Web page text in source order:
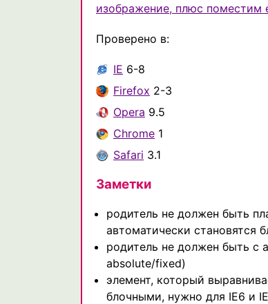
изображение, плюс поместим
Проверено в:
IE 6-8
Firefox 2-3
Opera 9.5
Chrome 1
Safari 3.1
Заметки
родитель не должен быть
автоматически становятся
родитель не должен быть с
absolute/fixed)
элемент, который
блочными, нужно для IE6 и